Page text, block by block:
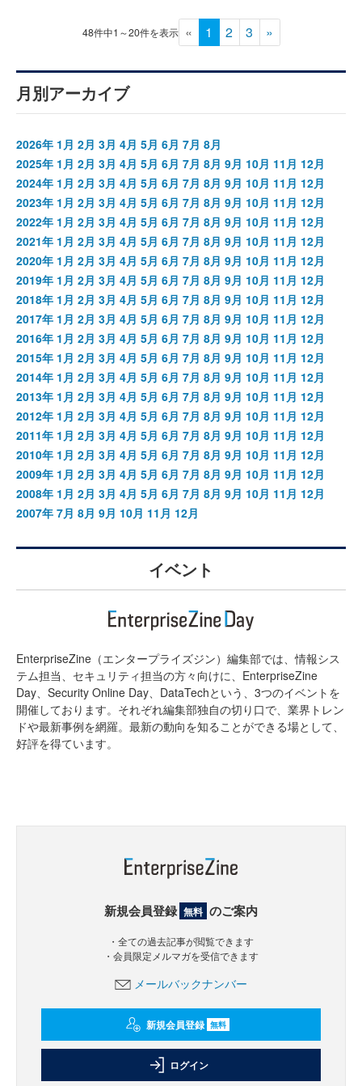
48件中1～20件を表示 « 1 2 3 »
月別アーカイブ
2026年 1月 2月 3月 4月 5月 6月 7月 8月
2025年 1月 2月 3月 4月 5月 6月 7月 8月 9月 10月 11月 12月
2024年 1月 2月 3月 4月 5月 6月 7月 8月 9月 10月 11月 12月
2023年 1月 2月 3月 4月 5月 6月 7月 8月 9月 10月 11月 12月
2022年 1月 2月 3月 4月 5月 6月 7月 8月 9月 10月 11月 12月
2021年 1月 2月 3月 4月 5月 6月 7月 8月 9月 10月 11月 12月
2020年 1月 2月 3月 4月 5月 6月 7月 8月 9月 10月 11月 12月
2019年 1月 2月 3月 4月 5月 6月 7月 8月 9月 10月 11月 12月
2018年 1月 2月 3月 4月 5月 6月 7月 8月 9月 10月 11月 12月
2017年 1月 2月 3月 4月 5月 6月 7月 8月 9月 10月 11月 12月
2016年 1月 2月 3月 4月 5月 6月 7月 8月 9月 10月 11月 12月
2015年 1月 2月 3月 4月 5月 6月 7月 8月 9月 10月 11月 12月
2014年 1月 2月 3月 4月 5月 6月 7月 8月 9月 10月 11月 12月
2013年 1月 2月 3月 4月 5月 6月 7月 8月 9月 10月 11月 12月
2012年 1月 2月 3月 4月 5月 6月 7月 8月 9月 10月 11月 12月
2011年 1月 2月 3月 4月 5月 6月 7月 8月 9月 10月 11月 12月
2010年 1月 2月 3月 4月 5月 6月 7月 8月 9月 10月 11月 12月
2009年 1月 2月 3月 4月 5月 6月 7月 8月 9月 10月 11月 12月
2008年 1月 2月 3月 4月 5月 6月 7月 8月 9月 10月 11月 12月
2007年 7月 8月 9月 10月 11月 12月
イベント
EnterpriseZine（エンタープライズジン）編集部では、情報シス
テム担当、セキュリティ担当の方々向けに、EnterpriseZine
Day、Security Online Day、DataTechという、3つのイベントを
開催しております。それぞれ編集部独自の切り口で、業界トレン
ドや最新事例を網羅。最新の動向を知ることができる場として、
好評を得ています。
新規会員登録 無料 のご案内
・全ての過去記事が閲覧できます
・会員限定メルマガを受信できます
メールバックナンバー
新規会員登録 無料
ログイン